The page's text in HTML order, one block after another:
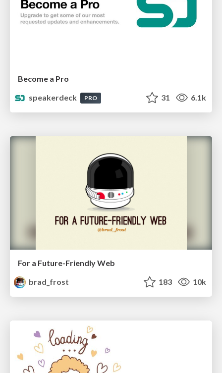
Become a Pro
speakerdeck
PRO 31 6.1k
For a Future-Friendly Web
brad_frost
183 10k